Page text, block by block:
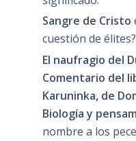
Sangre de Cristo
cuestión de élites?
El naufragio del
Comentario del
Karuninka, de
Biología y
nombre a los